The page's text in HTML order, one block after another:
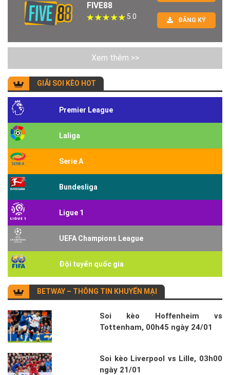
FIVE88
5.0 ĐĂNG KÝ
Xem thêm >>
GIẢI SOI KÈO HOT
Premier League
Laliga
Serie A
Bundesliga
Ligue 1
UEFA Champions League
Đội tuyển quốc gia
BETWAY – THÔNG TIN KHUYẾN MẠI
Soi kèo Hoffenheim vs
Tottenham, 00h45 ngày 24/01
Soi kèo Liverpool vs Lille, 03h00
ngày 21/01